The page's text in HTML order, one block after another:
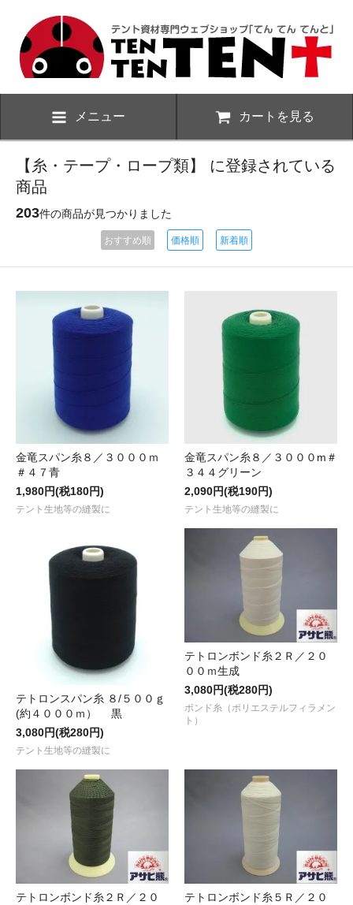
メニュー カートを見る
【糸・テープ・ロープ類】 に登録されている
商品
203件の商品が見つかりました
おすすめ順 価格順 新着順
金竜スパン糸８／３０００ｍ
＃４７青
1,980円(税180円)
テント生地等の縫製に
金竜スパン糸８／３０００m＃
３４４グリーン
2,090円(税190円)
テント生地等の縫製に
テトロンスパン糸 ８/５００ｇ
(約４０００ｍ） 黒
3,080円(税280円)
テント生地等の縫製に
テトロンボンド糸２Ｒ／２０
００ｍ生成
3,080円(税280円)
ボンド糸（ポリエステルフィラメン
ト）
テトロンボンド糸２Ｒ／２０
テトロンボンド糸５Ｒ／２０